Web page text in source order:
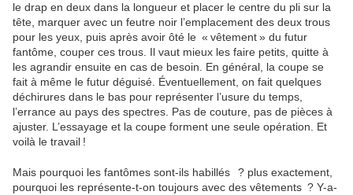
le drap en deux dans la longueur et placer le centre du pli sur la
tête, marquer avec un feutre noir l’emplacement des deux trous
pour les yeux, puis après avoir ôté le « vêtement » du futur
fantôme, couper ces trous. Il vaut mieux les faire petits, quitte à
les agrandir ensuite en cas de besoin. En général, la coupe se
fait à même le futur déguisé. Éventuellement, on fait quelques
déchirures dans le bas pour représenter l’usure du temps,
l’errance au pays des spectres. Pas de couture, pas de pièces à
ajuster. L’essayage et la coupe forment une seule opération. Et
voilà le travail !
Mais pourquoi les fantômes sont-ils habillés ? plus exactement,
pourquoi les représente-t-on toujours avec des vêtements ? Y-a-